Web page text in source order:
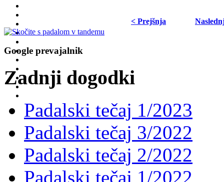
< Prejšnja
Google prevajalnik
Zadnji dogodki
Padalski tečaj 1/2023
Padalski tečaj 3/2022
Padalski tečaj 2/2022
Padalski tečaj 1/2022